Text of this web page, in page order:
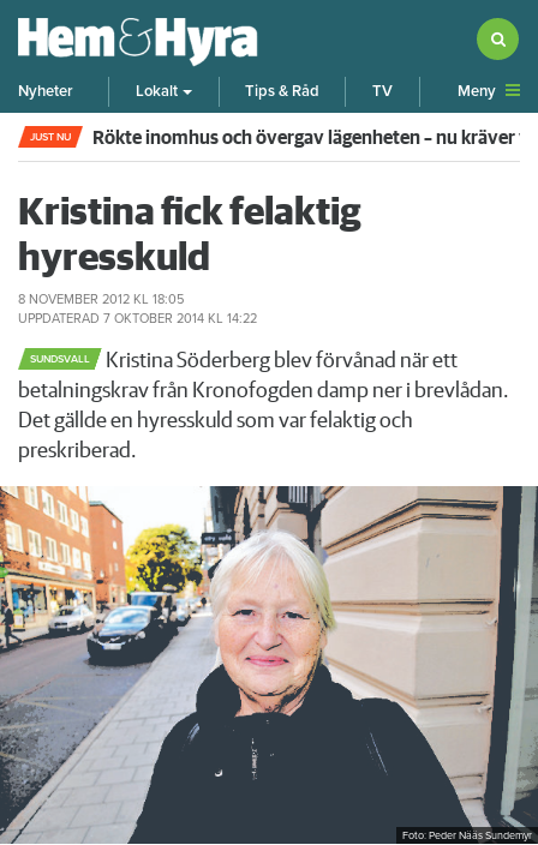
Nyheter Lokalt Tips & Råd TV Meny
JUST NU Rökte inomhus och övergav lägenheten – nu kräver
Kristina fick felaktig
hyresskuld
8 NOVEMBER 2012 KL 18:05
UPPDATERAD 7 OKTOBER 2014 KL 14:22
SUNDSVALL
Kristina Söderberg blev förvånad när ett
betalningskrav från Kronofogden damp ner i brevlådan.
Det gällde en hyresskuld som var felaktig och
preskriberad.
Foto: Peder Nääs Sundemyr